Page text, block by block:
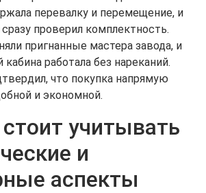
перевалку и перемещение, и
проверил комплектность.
пригнанные мастера завода, и
кабина работала без нареканий.
что покупка напрямую
и экономной.
учитывать
и
аспекты